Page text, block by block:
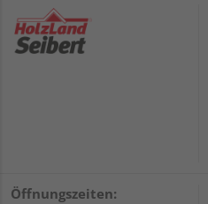
Öffnungszeiten: